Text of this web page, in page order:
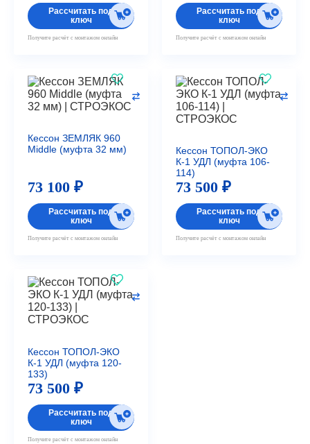
Рассчитать под
ключ
Получите расчёт с монтажом онлайн
Рассчитать под
ключ
Получите расчёт с монтажом онлайн
Кессон ЗЕМЛЯК 960
Middle (муфта 32 мм)
73 100 ₽
Рассчитать под
ключ
Получите расчёт с монтажом онлайн
Кессон ТОПОЛ-ЭКО
К-1 УДЛ (муфта 106-
114)
73 500 ₽
Рассчитать под
ключ
Получите расчёт с монтажом онлайн
Кессон ТОПОЛ-ЭКО
К-1 УДЛ (муфта 120-
133)
73 500 ₽
Рассчитать под
ключ
Получите расчёт с монтажом онлайн